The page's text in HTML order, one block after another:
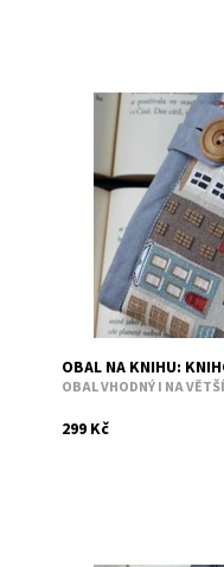
Obal je vhodný i na
zajišťuje měkká
Falešný polibek,
Dostupnost:
2039
OBAL NA KNIHU:
OBAL VHODNÝ I NA
299 Kč